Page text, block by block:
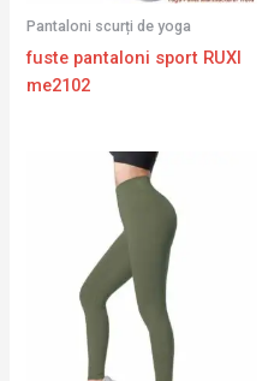
Pantaloni scurți de yoga
fuste pantaloni sport RUXI
me2102